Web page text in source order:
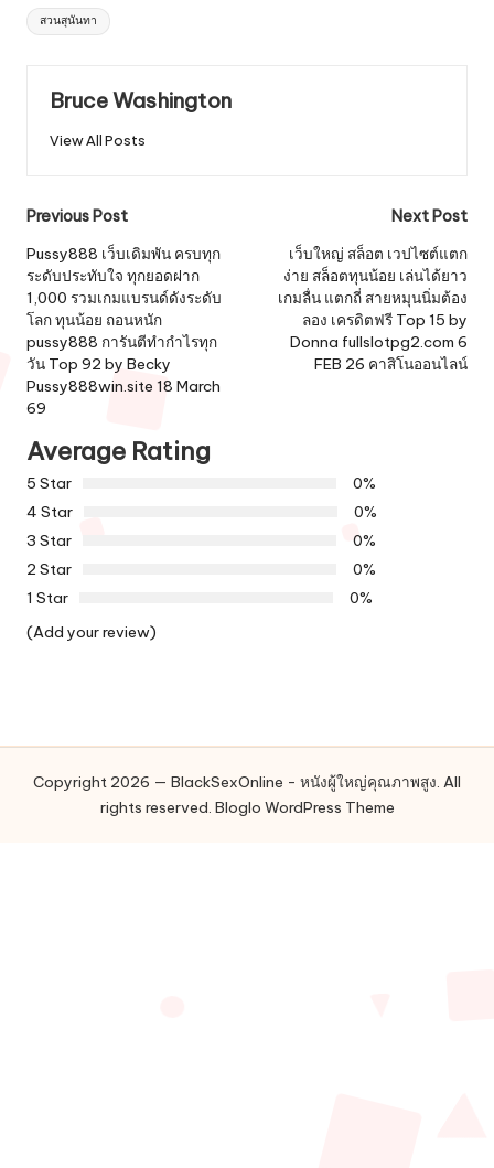
Tags:
สวนสุนันทา
Bruce Washington
View All Posts
Post
navigation
Previous Post
Pussy888 เว็บเดิมพัน ครบทุก
ระดับประทับใจ ทุกยอดฝาก
1,000 รวมเกมแบรนด์ดังระดับ
โลก ทุนน้อย ถอนหนัก
pussy888 การันตีทำกำไรทุก
วัน Top 92 by Becky
Pussy888win.site 18 March
69
Next Post
เว็บใหญ่ สล็อต เวปไซต์แตก
ง่าย สล็อตทุนน้อย เล่นได้ยาว
เกมลื่น แตกถี่ สายหมุนนิ่มต้อง
ลอง เครดิตฟรี Top 15 by
Donna fullslotpg2.com 6
FEB 26 คาสิโนออนไลน์
Average Rating
5 Star
0%
4 Star
0%
3 Star
0%
2 Star
0%
1 Star
0%
(Add your review)
Copyright 2026 — BlackSexOnline - หนังผู้ใหญ่คุณภาพสูง. All
rights reserved. Bloglo WordPress Theme